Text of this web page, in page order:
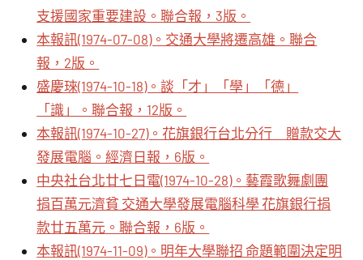
支援國家重要建設。聯合報，3版。
本報訊(1974-07-08)。交通大學將遷高雄。聯合
報，2版。
盛慶琜(1974-10-18)。談「才」「學」「德」
「識」。聯合報，12版。
本報訊(1974-10-27)。花旗銀行台北分行 贈款交大
發展電腦。經濟日報，6版。
中央社台北廿七日電(1974-10-28)。藝霞歌舞劇團
捐百萬元濟貧 交通大學發展電腦科學 花旗銀行捐
款廿五萬元。聯合報，6版。
本報訊(1974-11-09)。明年大學聯招 命題範圍決定明